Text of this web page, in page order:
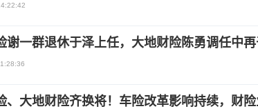
谢一群退休于泽上任，大地财险陈勇调任中
、大地财险齐换将！车险改革影响持续，财